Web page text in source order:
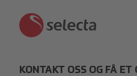
KONTAKT OSS OG FÅ ET